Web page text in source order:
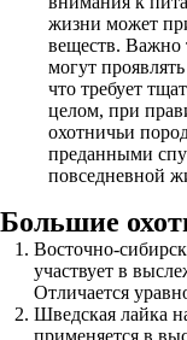
жизни может
веществ. Важно
могут
что требует
целом, при
охотничьи
преданными
повседневной
Большие
Восточно-
участвует в
Отличается
Шведская лайка
применяется в